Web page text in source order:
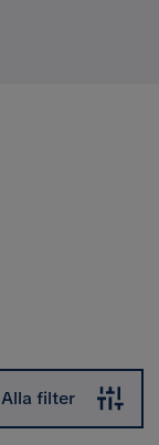
Alla filter